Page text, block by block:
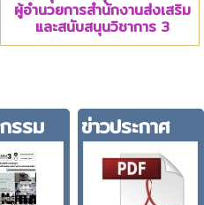
ผู้อำนวยการสำนักงานส่งเสริม
และสนับสนุนวิชาการ 3
รรม ข่าวประกาศ